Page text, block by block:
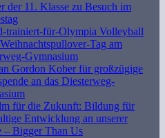
der 11. Klasse zu Besuch im
trainiert-für-Olympia Volleyball
Tag am
Gymnasium
Gordon Kober für großzügige
an das Diesterweg-
für die Zukunft: Bildung für
Entwicklung an unserer
– Bigger Than Us